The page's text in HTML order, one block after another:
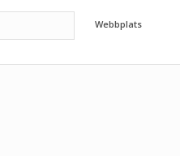
Webbplats